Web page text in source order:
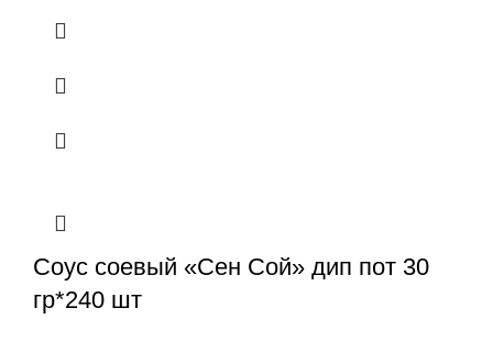
Соус соевый «Сен Сой» дип пот 30
гр*240 шт